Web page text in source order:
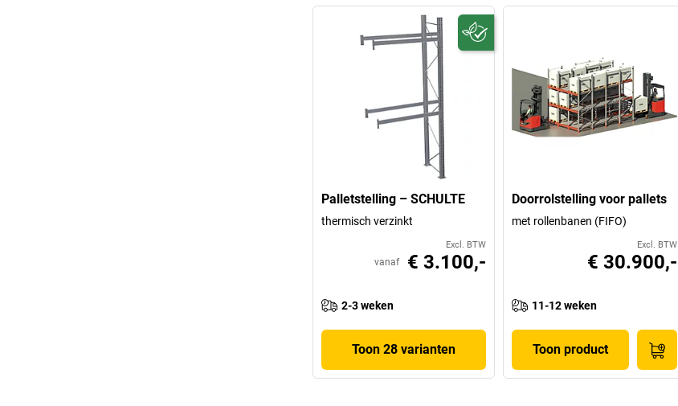
Palletstelling – SCHULTE
thermisch verzinkt
Excl. BTW
vanaf € 3.100,-
2-3 weken
Toon 28 varianten
Doorrolstelling voor pallets
met rollenbanen (FIFO)
Excl. BTW
€ 30.900,-
11-12 weken
Toon product